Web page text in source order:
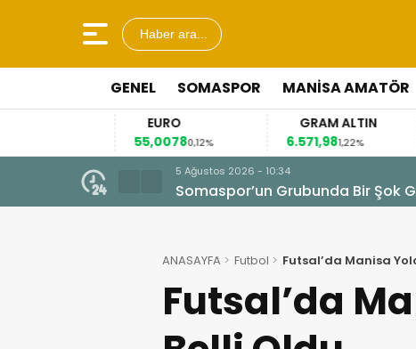
Haber ara...
GENEL SOMASPOR MANISA AMATÖR
55,00780,12%
GRAM ALTIN
6.571,981,22%
5 Ağustos 2026 - 10:34
Somaspor’un Grubunda Bir Şok
ANASAYFA Futbol Futsal’da Manisa
Futsal’da